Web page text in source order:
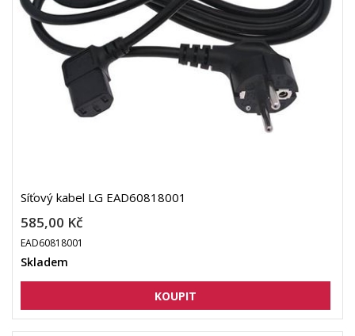
Síťový kabel LG EAD60818001
585,00 Kč
EAD60818001
Skladem